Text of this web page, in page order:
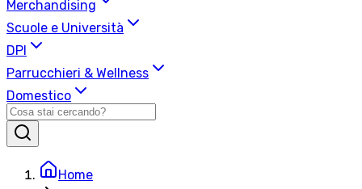
Merchandising
Scuole e Università
DPI
Parrucchieri & Wellness
Domestico
Home